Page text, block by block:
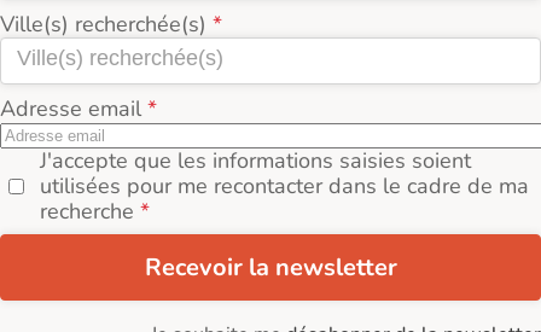
Ville(s) recherchée(s)
Adresse email
J'accepte que les informations saisies soient
utilisées pour me recontacter dans le cadre de ma
recherche
Recevoir la newsletter